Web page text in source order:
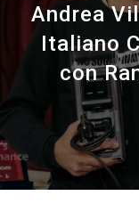
Andrea
Italiano
con
Brand
Il gruppo
News